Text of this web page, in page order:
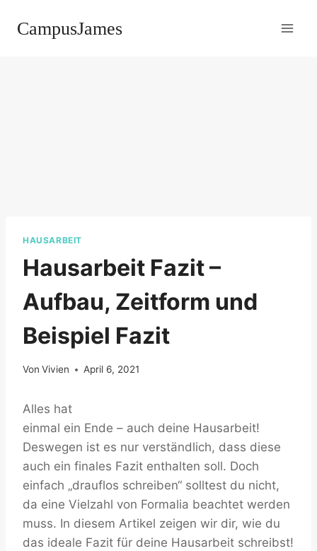
InhaltCampusJames
HAUSARBEIT
Hausarbeit Fazit –
Aufbau, Zeitform und
Beispiel Fazit
Von Vivien April 6, 2021
Alles hat
einmal ein Ende – auch deine Hausarbeit!
Deswegen ist es nur verständlich, dass diese
auch ein finales Fazit enthalten soll. Doch
einfach „drauflos schreiben“ solltest du nicht,
da eine Vielzahl von Formalia beachtet werden
muss. In diesem Artikel zeigen wir dir, wie du
das ideale Fazit für deine Hausarbeit schreibst!